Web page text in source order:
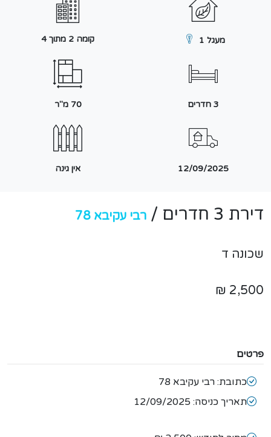
מעגל 1 קומה 2 מתוך 4
3 חדרים 70 מ"ר
12/09/2025 אין גינה
דירת 3 חדרים / רבי עקיבא 78
שכונה ד
2,500 ₪
פרטים
כתובת: רבי עקיבא 78
תאריך כניסה: 12/09/2025